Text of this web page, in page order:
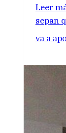
Leer
sepan
va a